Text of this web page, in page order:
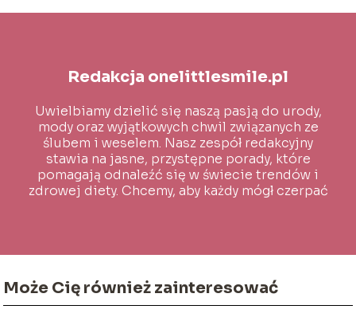
Redakcja onelittlesmile.pl
Uwielbiamy dzielić się naszą pasją do urody,
mody oraz wyjątkowych chwil związanych ze
ślubem i weselem. Nasz zespół redakcyjny
stawia na jasne, przystępne porady, które
pomagają odnaleźć się w świecie trendów i
zdrowej diety. Chcemy, aby każdy mógł czerpać
Może Cię również zainteresować